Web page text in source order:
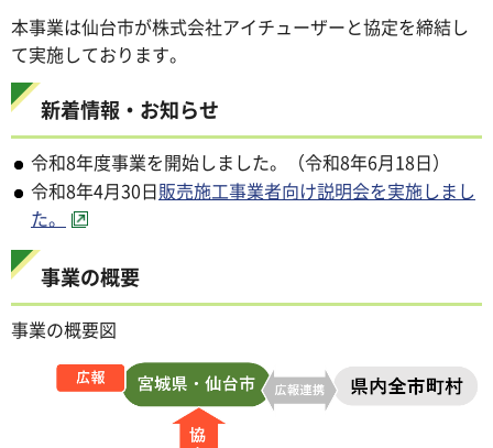
本事業は仙台市が株式会社アイチューザーと協定を締結し
て実施しております。
新着情報・お知らせ
令和8年度事業を開始しました。（令和8年6月18日）
令和8年4月30日販売施工事業者向け説明会を実施しまし
た。
事業の概要
事業の概要図